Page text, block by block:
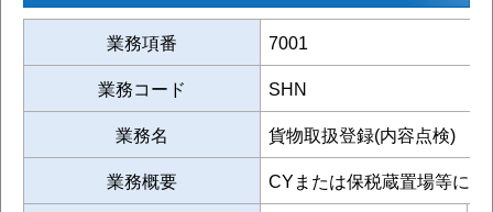
業務項番
7001
業務コード
SHN
業務名
貨物取扱登録(内容点検)
業務概要
CYまたは保税蔵置場等に